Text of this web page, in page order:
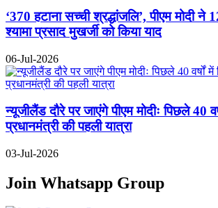
‘370 हटाना सच्ची श्रद्धांजलि’, पीएम मोदी ने
श्यामा प्रसाद मुखर्जी को किया याद
06-Jul-2026
न्यूजीलैंड दौरे पर जाएंगे पीएम मोदीः पिछले 40
प्रधानमंत्री की पहली यात्रा
03-Jul-2026
Join Whatsapp Group